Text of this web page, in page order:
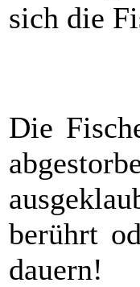
sich die
Die
berührt
dauern!